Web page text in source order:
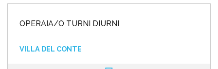
OPERAIA/O TURNI DIURNI
VILLA DEL CONTE